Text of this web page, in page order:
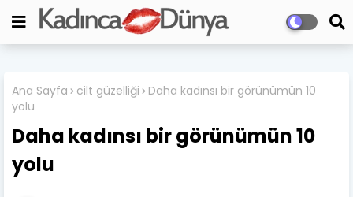
Ana Sayfa cilt güzelliği
Daha kadınsı bir görünümün 10
yolu
Daha kadınsı bir görünümün 10
yolu